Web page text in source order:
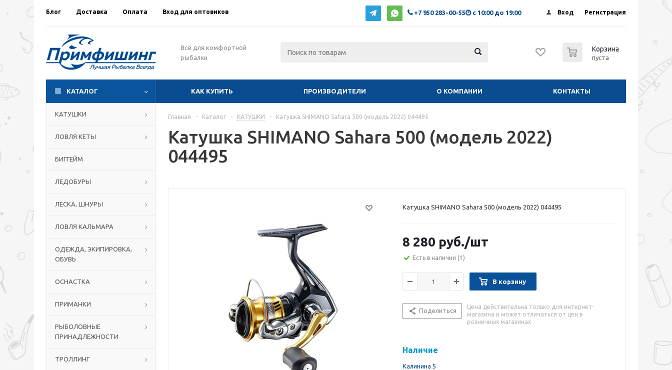
Блог Доставка Оплата Вход для оптовиков Вход Регистрация
+7 950 283-00-55 с 10:00 до 19:00
Всё для комфортной
рыбалки
Корзина
пуста
КАТАЛОГ КАК КУПИТЬ ПРОИЗВОДИТЕЛИ О КОМПАНИИ КОНТАКТЫ
КАТУШКИ
ЛОВЛЯ КЕТЫ
БИГГЕЙМ
ЛЕДОБУРЫ
ЛЕСКА, ШНУРЫ
ЛОВЛЯ КАЛЬМАРА
ОДЕЖДА, ЭКИПИРОВКА,
ОБУВЬ
ОСНАСТКА
ПРИМАНКИ
РЫБОЛОВНЫЕ
ПРИНАДЛЕЖНОСТИ
ТРОЛЛИНГ
Главная - Каталог - КАТУШКИ - Катушка SHIMANO Sahara 500 (модель 2022) 044495
Катушка SHIMANO Sahara 500 (модель 2022)
044495
Катушка SHIMANO Sahara 500 (модель 2022) 044495
8 280 руб./шт
Есть в наличии (1)
В корзину
Поделиться
Цена действительна только для интернет-
магазина и может отличаться от цен в
розничных магазинах
Наличие
Калинина 5